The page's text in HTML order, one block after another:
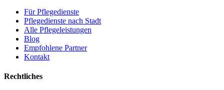
Für Pflegedienste
Pflegedienste nach Stadt
Alle Pflegeleistungen
Blog
Empfohlene Partner
Kontakt
Rechtliches